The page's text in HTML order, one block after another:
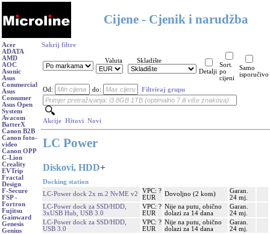
Cijene - Cjenik i narudžba
Acer
ADATA
AMD
AOC
Asonic
Asus
Commercial
Asus
Consumer
Asus Open
System
Avacom
BatterX
Canon B2B
Canon foto-
video
Canon OPP
C-Lion
Creality
EVTrip
Fractal
Design
F-Secure
FSP -
Fortron
Fujitsu
Gainward
Genesis
Genius
Sakrij filtre
Valuta
Skladište
Detalji
Sort.
po
cijeni
Samo
isporučivo
Od: do: Filtriraj grupu
Akcije Hitovi Novi
LC Power
Diskovi, HDD+
Docking station
LC-Power dock 2x m.2 NvME v2
VPC: ?
EUR
Dovoljno (2 kom)
Garan.
24 mj.
LC-Power dock za SSD/HDD,
3xUSB Hub, USB 3.0
VPC: ?
EUR
Nije na putu, obično
dolazi za 14 dana
Garan.
24 mj.
LC-Power dock za SSD/HDD,
USB 3.0
VPC: ?
EUR
Nije na putu, obično
dolazi za 14 dana
Garan.
24 mj.